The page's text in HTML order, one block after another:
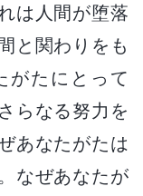
は人間が堕落
と関わりをも
がたにとって
らなる努力を
あなたがたは
なぜあなたが